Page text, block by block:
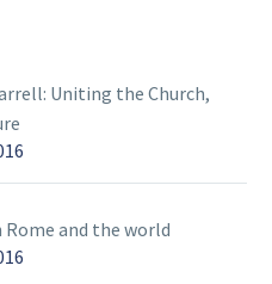
Uniting the Church,
Rome and the world